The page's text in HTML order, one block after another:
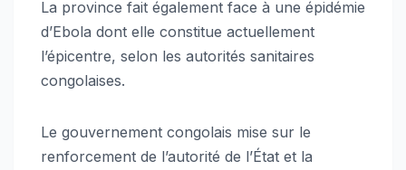
La province fait également face à une épidémie
d’Ebola dont elle constitue actuellement
l’épicentre, selon les autorités sanitaires
congolaises.
Le gouvernement congolais mise sur le
renforcement de l’autorité de l’État et la